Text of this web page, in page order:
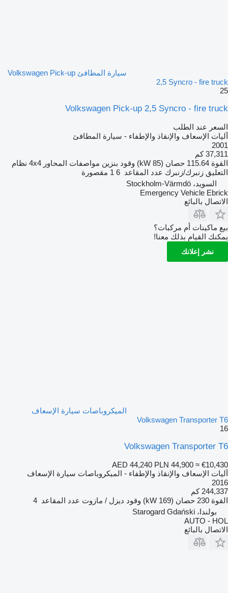
سيارة المطافئ Volkswagen Pick-up
2,5 Syncro - fire truck
25
Volkswagen Pick-up 2,5 Syncro - fire truck
السعر عند الطلب
آليات الإسعاف والإنقاذ والإطفاء - سيارة المطافئ
2001
37,311 كم
القوة 115.64 حصان (85 kW) وقود بنزين مواصفات المحاور 4x4 نظام
التعليق زنبرك/زنبرك عدد المقاعد 6 1 مقصورة
السويد، Stockholm-Värmdö
Emergency Vehicle Ebrick
الاتصال بالبائع
بيع ماكينات أم مركبات؟
يمكنك القيام بذلك معنا!
نشر إعلانك
الميكروباصات سيارة الإسعاف
Volkswagen Transporter T6
16
Volkswagen Transporter T6
AED 44,240 PLN 44,900 ≈ €10,430
آليات الإسعاف والإنقاذ والإطفاء - الميكروباصات سيارة الإسعاف
2016
244,337 كم
القوة 230 حصان (169 kW) وقود ديزل / مازوت عدد المقاعد 4
بولندا، Starogard Gdański
AUTO - HOL
الاتصال بالبائع